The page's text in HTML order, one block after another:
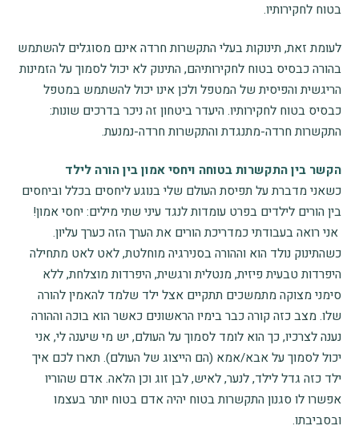
בטוח לחקירותיו.
לעומת זאת, תינוקות בעלי התקשרות חרדה אינם מסוגלים להשתמש
בהורה כבסיס בטוח לחקירותיהם, התינוק לא יכול לסמוך על הזמינות
הריגשית והפיסית של המטפל ולכן אינו יכול להשתמש במטפל
כבסיס בטוח לחקירותיו. היעדר ביטחון זה ניכר בדרכים שונות:
התקשרות חרדה-מתנגדת והתקשרות חרדה-נמנעת.
הקשר בין התקשרות בטוחה ויחסי אמון בין הורה לילד
כשאני מדברת על תפיסת העולם שלי בנוגע ליחסים בכלל וביחסים
בין הורים לילדים בפרט עומדות לנגד עיני שתי מילים: יחסי אמון!
אני רואה בעבודתי כמדריכת הורים את הערך הזה כערך עליון.
כשהתינוק נולד הוא וההורה בסנירגיה מוחלטת, לאט לאט מתחילה
היפרדות טבעית פיזית, מנטלית ורגשית, היפרדות מוצלחת, ללא
סימני מצוקה מתמשכים תתקיים אצל ילד שלמד להאמין להורה
שלו. מצב כזה קורה כבר בימיו הראשונים כאשר הוא בוכה וההורה
נענה לצרכיו, כך הוא לומד לסמוך על העולם, יש מי שיענה לי, אני
יכול לסמוך על אבא/אמא (הם הייצוג של העולם). תארו לכם איך
ילד כזה גדל לילד, לנער, לאיש, לבן זוג וכן הלאה. אדם שהוריו
אפשרו לו סגנון התקשרות בטוח יהיה אדם בטוח יותר בעצמו
ובסביבתו.